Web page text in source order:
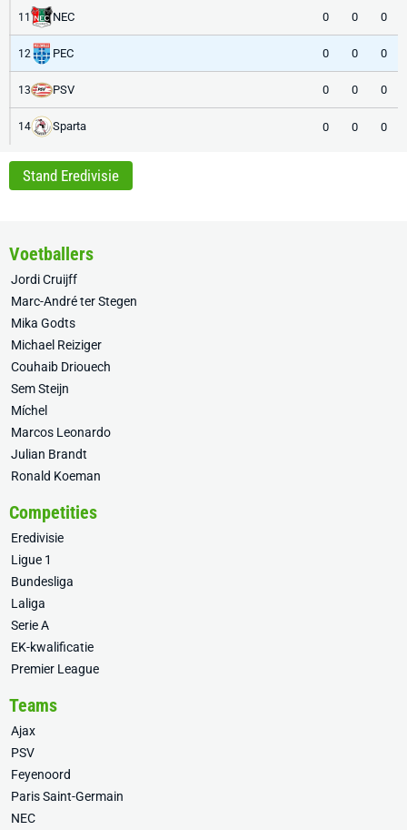
11 NEC 0 0 0
12 PEC 0 0 0
13 PSV 0 0 0
14 Sparta 0 0 0
Stand Eredivisie
Voetballers
Jordi Cruijff
Marc-André ter Stegen
Mika Godts
Michael Reiziger
Couhaib Driouech
Sem Steijn
Míchel
Marcos Leonardo
Julian Brandt
Ronald Koeman
Competities
Eredivisie
Ligue 1
Bundesliga
Laliga
Serie A
EK-kwalificatie
Premier League
Teams
Ajax
PSV
Feyenoord
Paris Saint-Germain
NEC